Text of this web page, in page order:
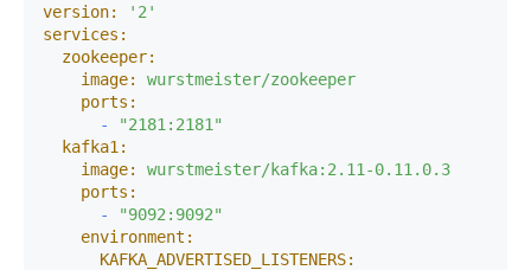
version:
'2'
services:
zookeeper:
image:
wurstmeister/zookeeper
ports:
-
"2181:2181"
kafka1:
image:
wurstmeister/kafka:2.11-0.11.0.3
ports:
-
"9092:9092"
environment:
KAFKA_ADVERTISED_LISTENERS: